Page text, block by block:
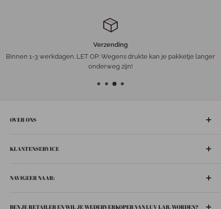
Verzending
Binnen 1-3 werkdagen. LET OP: Wegens drukte kan je pakketje langer
onderweg zijn!
OVER ONS
Bunschoten-Spakenburg.
De Ziel 21
KLANTENSERVICE
Verzenden
Contact
NAVIGEER NAAR:
BEN JE RETAILER EN WIL JE WEDERVERKOPER VAN LUV LAB. WORDEN?